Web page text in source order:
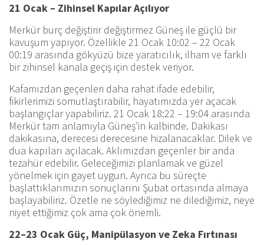
21 Ocak – Zihinsel Kapılar Açılıyor
Merkür burç değiştirir değiştirmez Güneş ile güçlü bir
kavuşum yapıyor. Özellikle 21 Ocak 10:02 – 22 Ocak
00:19 arasında gökyüzü bize yaratıcılık, ilham ve farklı
bir zihinsel kanala geçiş için destek veriyor.
Kafamızdan geçenleri daha rahat ifade edebilir,
fikirlerimizi somutlaştırabilir, hayatımızda yer açacak
başlangıçlar yapabiliriz. 21 Ocak 18:22 – 19:04 arasında
Merkür tam anlamıyla Güneş’in kalbinde. Dakikası
dakikasına, derecesi derecesine hizalanacaklar. Dilek ve
dua kapıları açılacak. Aklımızdan geçenler bir anda
tezahür edebilir. Geleceğimizi planlamak ve güzel
yönelmek için gayet uygun. Ayrıca bu süreçte
başlattıklarımızın sonuçlarını Şubat ortasında almaya
başlayabiliriz. Özetle ne söylediğimiz ne dilediğimiz, neye
niyet ettiğimiz çok ama çok önemli.
22–23 Ocak Güç, Manipülasyon ve Zeka Fırtınası